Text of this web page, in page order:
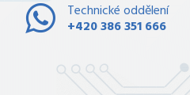
Technické oddělení
+420 386 351 666